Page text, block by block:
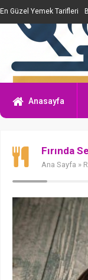
En Güzel Yemek Tarifleri
Anasayfa
Fırında
Ana Sayfa »